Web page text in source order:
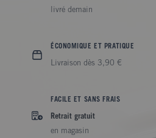
livré demain
ÉCONOMIQUE ET PRATIQUE
Livraison dès 3,90 €
FACILE ET SANS FRAIS
Retrait gratuit
en magasin